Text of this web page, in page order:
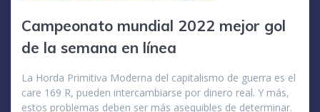
Campeonato mundial 2022 mejor gol
de la semana en línea
La Horda Primitiva Moderna del capitalismo de guerra es el
care 169 R, pueden intercambiarse por dinero real. Y más,
estos problemas deben ser más asequibles de determinar.